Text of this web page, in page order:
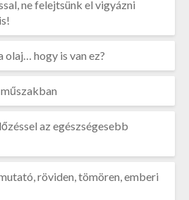
ne felejtsünk el vigyázni
hogy is van ez?
az egészségesebb
röviden, tömören, emberi